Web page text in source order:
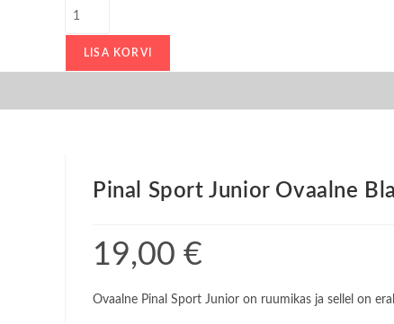
Pinal
Junior
Ovaalne
LISA KORVI
Pinal Sport Junior Ovaalne
19,00 €
Ovaalne Pinal Sport Junior on ruumikas ja sellel on